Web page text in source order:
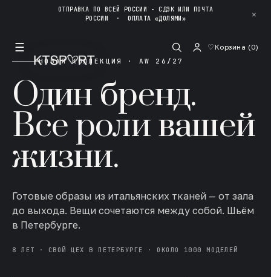
ОТПРАВКА ПО ВСЕЙ РОССИИ - СДЭК ИЛИ ПОЧТА
РОССИИ ·ОПЛАТА «ДОЛЯМИ» ✕
☰ ♡Корзина (0)
НОВАЯ КОЛЛЕКЦИЯ · AW 26/27
Один бренд.
Все роли вашей
жизни.
Готовые образы из итальянских тканей — от зала
до выхода. Вещи сочетаются между собой. Шьём
в Петербурге.
8 ЛЕТ · СВОЙ ЦЕХ В ПЕТЕРБУРГЕ · ОКОЛО 1000 МОДЕЛЕЙ